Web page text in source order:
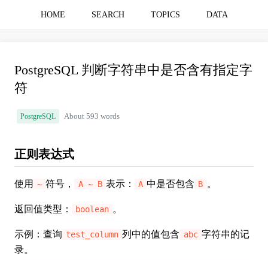
HOME SEARCH TOPICS DATA
PostgreSQL 判断字符串中是否含有指定字
符
PostgreSQL About 593 words
正则表达式
使用 ~ 符号， A ~ B 表示： A 中是否包含 B 。
返回值类型： boolean 。
示例：查询 test_column 列中的值包含 abc 字符串的记
录。